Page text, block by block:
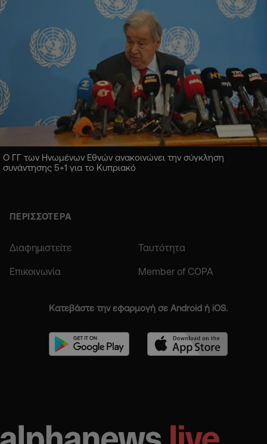
Ο ΓΓ των Ηνωμένων Εθνών ανακοινώνει την σύγκληση
συνάντησης 5+1 για το Κυπριακό
ΠΕΡΙΣΣΟΤΕΡΑ
Διαφημιστείτε Ταυτότητα
Επικοινωνία Member of COPA
Κατεβάστε την εφαρμογή σε Android ή iOS.